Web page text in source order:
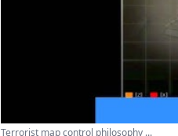
Terrorist map control philosophy ...